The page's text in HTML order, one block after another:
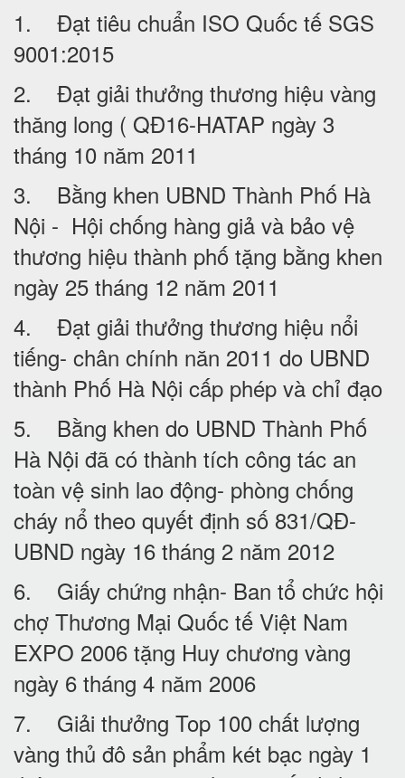
1. Đạt tiêu chuẩn ISO Quốc tế SGS
9001:2015
2. Đạt giải thưởng thương hiệu vàng
thăng long ( QĐ16-HATAP ngày 3
tháng 10 năm 2011
3. Bằng khen UBND Thành Phố Hà
Nội - Hội chống hàng giả và bảo vệ
thương hiệu thành phố tặng bằng khen
ngày 25 tháng 12 năm 2011
4. Đạt giải thưởng thương hiệu nổi
tiếng- chân chính năn 2011 do UBND
thành Phố Hà Nội cấp phép và chỉ đạo
5. Bằng khen do UBND Thành Phố
Hà Nội đã có thành tích công tác an
toàn vệ sinh lao động- phòng chống
cháy nổ theo quyết định số 831/QĐ-
UBND ngày 16 tháng 2 năm 2012
6. Giấy chứng nhận- Ban tổ chức hội
chợ Thương Mại Quốc tế Việt Nam
EXPO 2006 tặng Huy chương vàng
ngày 6 tháng 4 năm 2006
7. Giải thưởng Top 100 chất lượng
vàng thủ đô sản phẩm két bạc ngày 1